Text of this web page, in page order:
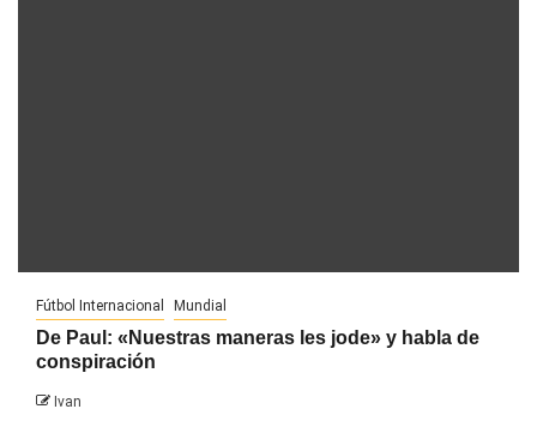
Fútbol Internacional Mundial
De Paul: «Nuestras maneras les jode» y habla de
conspiración
Ivan